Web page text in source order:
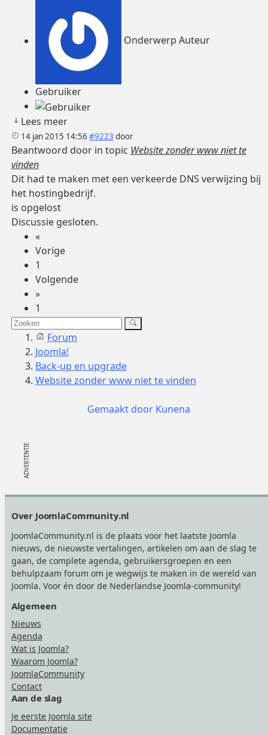
Onderwerp Auteur
Gebruiker
Lees meer
14 jan 2015 14:56 #9223 door
Beantwoord door in topic Website zonder www niet te
vinden
Dit had te maken met een verkeerde DNS verwijzing bij
het hostingbedrijf.
is opgelost
Discussie gesloten.
«
Vorige
1
Volgende
»
1
Forum
Joomla!
Back-up en upgrade
Website zonder www niet te vinden
Gemaakt door Kunena
Over JoomlaCommunity.nl
JoomlaCommunity.nl is de plaats voor het laatste Joomla
nieuws, de nieuwste vertalingen, artikelen om aan de slag te
gaan, de complete agenda, gebruikersgroepen en een
behulpzaam forum om je wegwijs te maken in de wereld van
Joomla. Voor én door de Nederlandse Joomla-community!
Algemeen
Nieuws
Agenda
Wat is Joomla?
Waarom Joomla?
JoomlaCommunity
Contact
Aan de slag
Je eerste Joomla site
Documentatie